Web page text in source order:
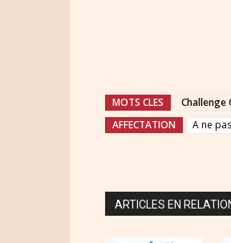
MOTS CLES Challenge
AFFECTATION
A ne
ARTICLES EN